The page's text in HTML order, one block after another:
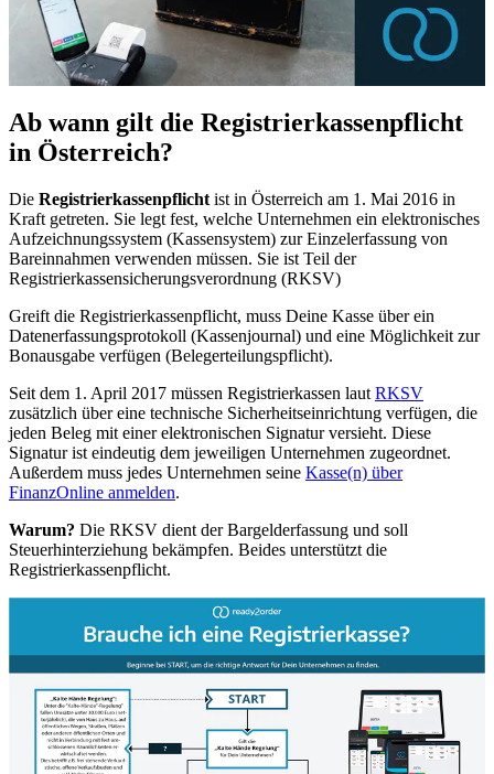
Ab wann gilt die Registrierkassenpflicht
in Österreich?
Die Registrierkassenpflicht ist in Österreich am 1. Mai 2016 in
Kraft getreten. Sie legt fest, welche Unternehmen ein elektronisches
Aufzeichnungssystem (Kassensystem) zur Einzelerfassung von
Bareinnahmen verwenden müssen. Sie ist Teil der
Registrierkassensicherungsverordnung (RKSV)
Greift die Registrierkassenpflicht, muss Deine Kasse über ein
Datenerfassungsprotokoll (Kassenjournal) und eine Möglichkeit zur
Bonausgabe verfügen (Belegerteilungspflicht).
Seit dem 1. April 2017 müssen Registrierkassen laut RKSV
zusätzlich über eine technische Sicherheitseinrichtung verfügen, die
jeden Beleg mit einer elektronischen Signatur versieht. Diese
Signatur ist eindeutig dem jeweiligen Unternehmen zugeordnet.
Außerdem muss jedes Unternehmen seine Kasse(n) über
FinanzOnline anmelden.
Warum? Die RKSV dient der Bargelderfassung und soll
Steuerhinterziehung bekämpfen. Beides unterstützt die
Registrierkassenpflicht.